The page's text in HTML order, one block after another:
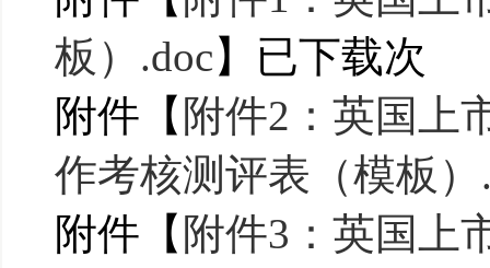
板）.doc】已下载次
附件【 附件2：英国上
作考核测评表（模板）
附件【 附件3：英国上